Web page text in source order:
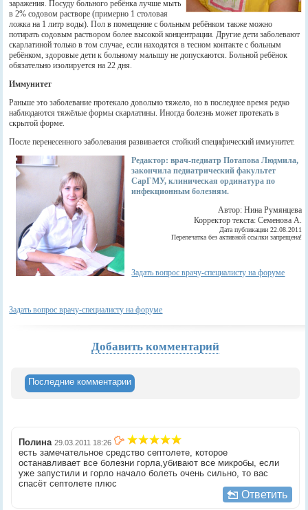
заражения. Посуду больного ребёнка лучше мыть
в 2% содовом растворе (примерно 1 столовая
ложка на 1 литр воды). Пол в помещение с больным ребёнком также можно
потирать содовым раствором более высокой концентрации. Другие дети заболевают
скарлатиной только в том случае, если находятся в тесном контакте с больным
ребёнком, здоровые дети к больному малышу не допускаются. Больной ребёнок
обязательно изолируется на 22 дня.
Иммунитет
Раньше это заболевание протекало довольно тяжело, но в последнее время редко
наблюдаются тяжёлые формы скарлатины. Иногда болезнь может протекать в
скрытой форме.
После перенесенного заболевания развивается стойкий специфический иммунитет.
Редактор: врач-педиатр Потапова Людмила,
закончила педиатрический факультет
СарГМУ, клиническая ординатура по
инфекционным болезням.
Автор: Нина Румянцева
Корректор текста: Семенова А.
Дата публикации 22.08.2011
Перепечатка без активной ссылки запрещена!
Задать вопрос врачу-специалисту на форуме
Задать вопрос врачу-специалисту на форуме
Добавить комментарий
Последние комментарии
Полина 29.03.2011 18:26
есть замечательное средство септолете, которое
останавливает все болезни горла,убивают все микробы, если
уже запустили и горло начало болеть очень сильно, то вас
спасёт септолете плюс
Ответить